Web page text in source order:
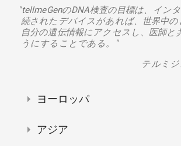
"tellmeGenのDNA検査の目標は、イン
続されたデバイスがあれば、世界中の
自分の遺伝情報にアクセスし、医師と
うにすることである。"
テルミ
ヨーロッパ
アジア